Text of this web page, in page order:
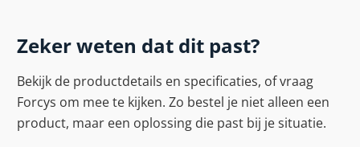
Zeker weten dat dit past?
Bekijk de productdetails en specificaties, of vraag
Forcys om mee te kijken. Zo bestel je niet alleen een
product, maar een oplossing die past bij je situatie.